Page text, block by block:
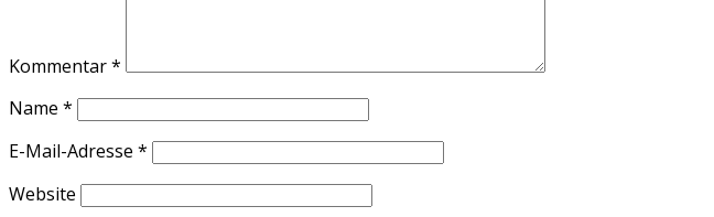
Kommentar*
Name *
E-Mail-Adresse *
Website